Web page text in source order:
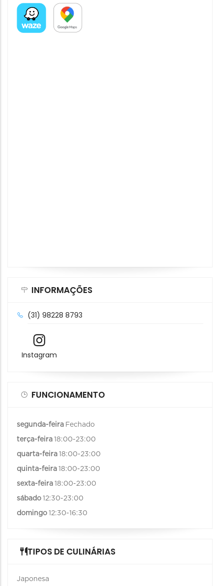
INFORMAÇÕES
(31) 98228 8793
Instagram
FUNCIONAMENTO
segunda-feira Fechado
terça-feira 18:00-23:00
quarta-feira 18:00-23:00
quinta-feira 18:00-23:00
sexta-feira 18:00-23:00
sábado 12:30-23:00
domingo 12:30-16:30
TIPOS DE CULINÁRIAS
Japonesa